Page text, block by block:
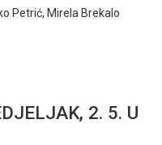
Petrić, Mirela Brekalo
2. 5. U